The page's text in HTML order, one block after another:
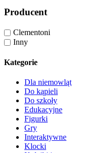
Producent
Clementoni
Inny
Kategorie
Dla niemowląt
Do kąpieli
Do szkoły
Edukacyjne
Figurki
Gry
Interaktywne
Klocki